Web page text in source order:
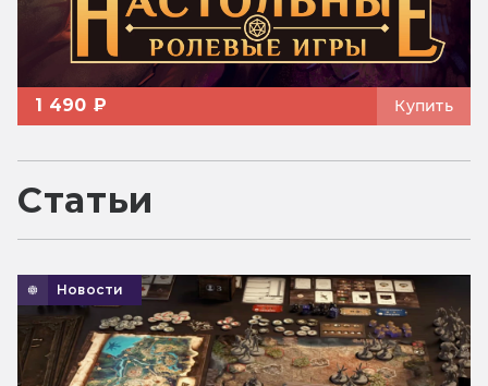
1 490 ₽ Купить
Статьи
Новости